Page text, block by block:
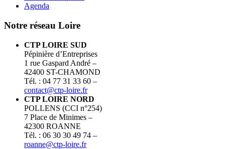
Agenda
Notre réseau Loire
CTP LOIRE SUD
Pépinière d’Entreprises
1 rue Gaspard André –
42400 ST-CHAMOND
Tél. : 04 77 31 33 60 –
contact@ctp-loire.fr
CTP LOIRE NORD
POLLENS (CCI n°254)
7 Place de Minimes –
42300 ROANNE
Tél. : 06 30 30 49 74 –
roanne@ctp-loire.fr